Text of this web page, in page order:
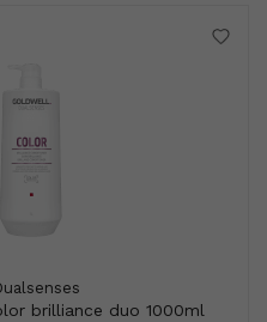
brilliance duo 1000ml